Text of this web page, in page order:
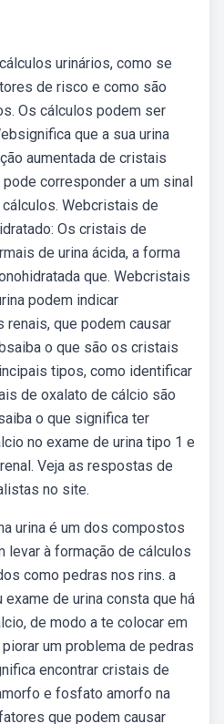
urinários, como se
de risco e como são
Os cálculos podem ser
que a sua urina
aumentada de cristais
corresponder a um sinal
Webcristais de
Os cristais de
de urina ácida, a forma
que. Webcristais
podem indicar
que podem causar
o que são os cristais
tipos, como identificar
de oxalato de cálcio são
o que significa ter
no exame de urina tipo 1 e
Veja as respostas de
no site.
urina é um dos compostos
levar à formação de cálculos
como pedras nos rins. a
de urina consta que há
de modo a te colocar em
um problema de pedras
encontrar cristais de
e fosfato amorfo na
que podem causar